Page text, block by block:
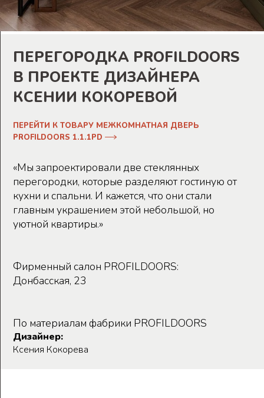
ПЕРЕГОРОДКА PROFILDOORS
В ПРОЕКТЕ ДИЗАЙНЕРА
КСЕНИИ КОКОРЕВОЙ
ПЕРЕЙТИ К ТОВАРУ МЕЖКОМНАТНАЯ ДВЕРЬ
PROFILDOORS 1.1.1PD
«Мы запроектировали две стеклянных
перегородки, которые разделяют гостиную от
кухни и спальни. И кажется, что они стали
главным украшением этой небольшой, но
уютной квартиры.»
Фирменный салон PROFILDOORS:
Донбасская, 23
По материалам фабрики PROFILDOORS
Дизайнер:
Ксения Кокорева